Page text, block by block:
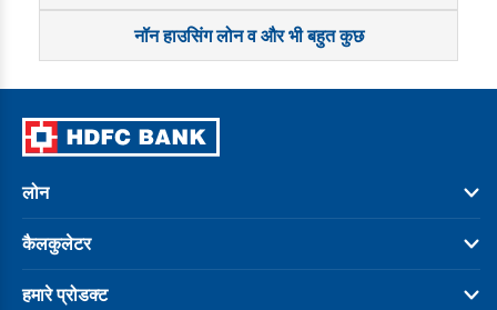
नॉन हाउसिंग लोन व और भी बहुत कुछ
लोन
कैलकुलेटर
हमारे प्रोडक्ट